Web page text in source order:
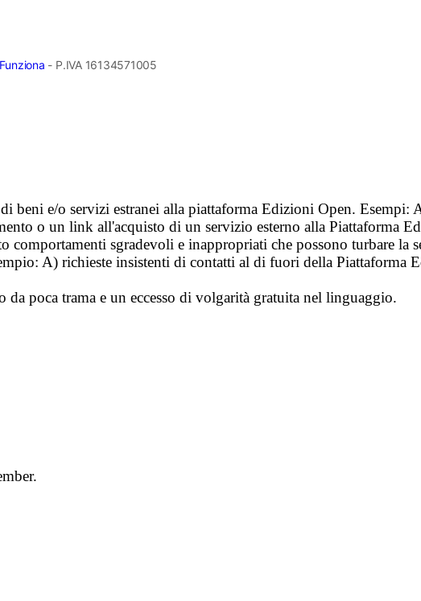
- P.IVA 16134571005
beni e/o servizi estranei alla piattaforma Edizioni Open. Esempi:
o un link all'acquisto di un servizio esterno alla Piattaforma
comportamenti sgradevoli e inappropriati che possono turbare
A) richieste insistenti di contatti al di fuori della
da poca trama e un eccesso di volgarità gratuita nel linguaggio.